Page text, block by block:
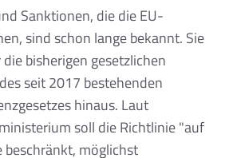
Sanktionen, die die EU-
sind schon lange bekannt. Sie
bisherigen gesetzlichen
seit 2017 bestehenden
hinaus. Laut
soll die Richtlinie "auf
möglichst